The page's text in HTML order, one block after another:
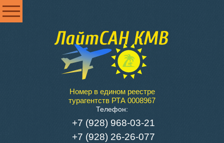
Номер в едином реестре
турагентств РТА 0008967
Телефон:
+7 (928) 968-03-21
+7 (928) 26-26-077